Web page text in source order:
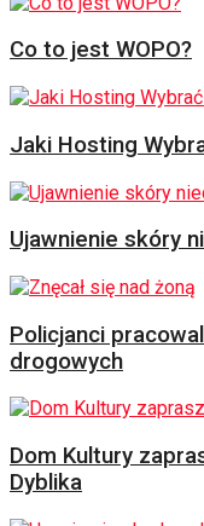
Co to jest WOPO?
Jaki Hosting
Ujawnienie skóry
Policjanci
drogowych
Dom Kultury
Dyblika